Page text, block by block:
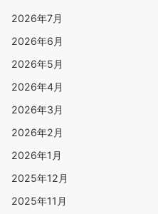
2026年7月
2026年6月
2026年5月
2026年4月
2026年3月
2026年2月
2026年1月
2025年12月
2025年11月